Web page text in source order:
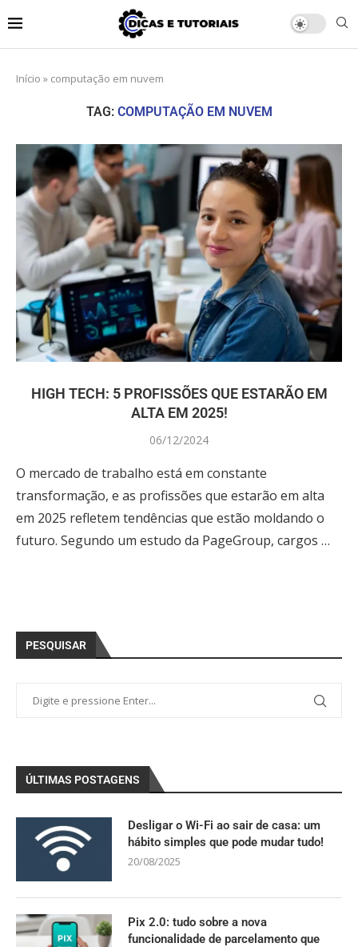
Início » computação em nuvem
TAG: COMPUTAÇÃO EM NUVEM
HIGH TECH: 5 PROFISSÕES QUE ESTARÃO EM
ALTA EM 2025!
06/12/2024
O mercado de trabalho está em constante
transformação, e as profissões que estarão em alta
em 2025 refletem tendências que estão moldando o
futuro. Segundo um estudo da PageGroup, cargos …
PESQUISAR
ÚLTIMAS POSTAGENS
Desligar o Wi-Fi ao sair de casa: um
hábito simples que pode mudar tudo!
20/08/2025
Pix 2.0: tudo sobre a nova
funcionalidade de parcelamento que